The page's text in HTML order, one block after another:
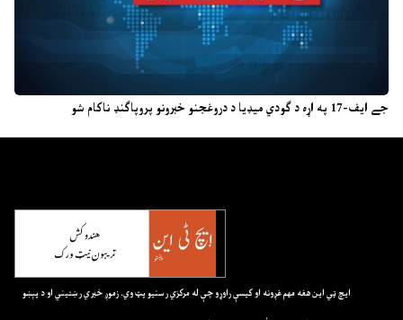
جے ایف-17 په اړه د ګودي میډیا د دروغجنو خبرونو پروپاګنډ ناکام شو
ايچ ټي اين هغه مهم غږونه او کيسې راوړو چې له مرکزي رسنيو پټ وي. زموږ خبري رښتيني او د پېښو